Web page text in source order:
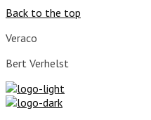
Back to the top
Veraco
Bert Verhelst